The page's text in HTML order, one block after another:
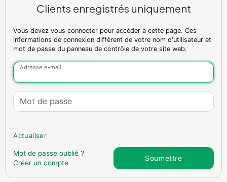
Clients enregistrés uniquement
Vous devez vous connecter pour accéder à cette page. Ces
informations de connexion diffèrent de votre nom d'utilisateur et
mot de passe du panneau de contrôle de votre site web.
Adresse e-mail
Mot de passe
Actualiser
Mot de passe oublié ?
Créer un compte
Soumettre